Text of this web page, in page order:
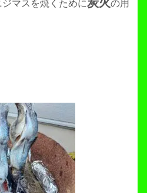
マスを焼くために
の用